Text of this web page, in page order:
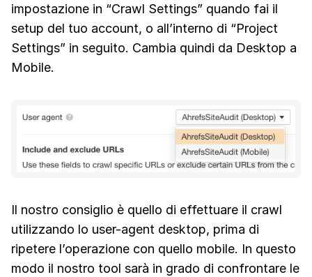
impostazione in “Crawl Settings” quando fai il
setup del tuo account, o all’interno di “Project
Settings” in seguito. Cambia quindi da Desktop a
Mobile.
Il nostro consiglio è quello di effettuare il crawl
utilizzando lo user-agent desktop, prima di
ripetere l’operazione con quello mobile. In questo
modo il nostro tool sarà in grado di confrontare le